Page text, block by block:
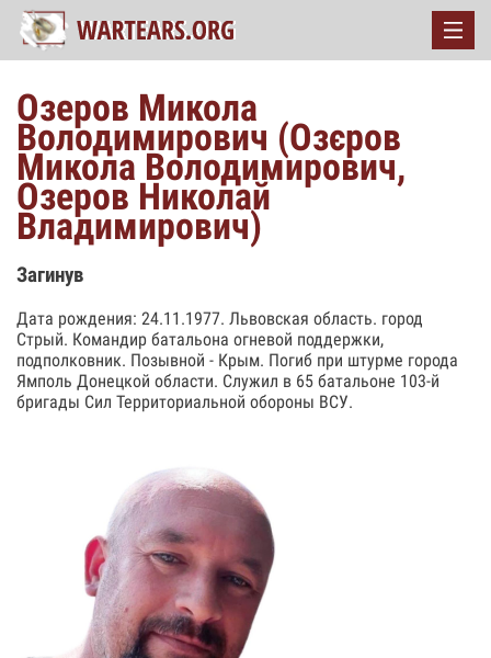
Озеров Микола
Володимирович (Озєров
Микола Володимирович,
Озеров Николай
Владимирович)
Загинув
Дата рождения: 24.11.1977. Львовская область. город
Стрый. Командир батальона огневой поддержки,
подполковник. Позывной - Крым. Погиб при штурме города
Ямполь Донецкой области. Служил в 65 батальоне 103-й
бригады Сил Территориальной обороны ВСУ.